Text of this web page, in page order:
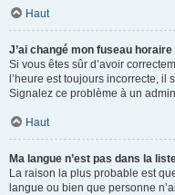
Haut
J’ai changé mon fuseau
Si vous êtes sûr d’avoir
l’heure est toujours incorrecte, il
Signalez ce problème à un
Haut
Ma langue n’est pas dans la
La raison la plus probable est
langue ou bien que personne